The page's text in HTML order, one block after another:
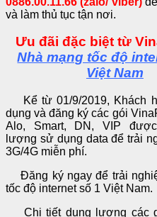
và làm thủ tục tận nơi.
Ưu đãi đặc biệt từ
Nhà mạng tốc độ
Việt Nam
Kể từ 01/9/2019, Khách
dụng và đăng ký các gói
Alo, Smart, DN, VIP
lượng sử dụng data để trải
3G/4G miễn phí.
Đăng ký ngay để trải
tốc độ internet số 1 Việt Nam.
Chi tiết dung lượng các